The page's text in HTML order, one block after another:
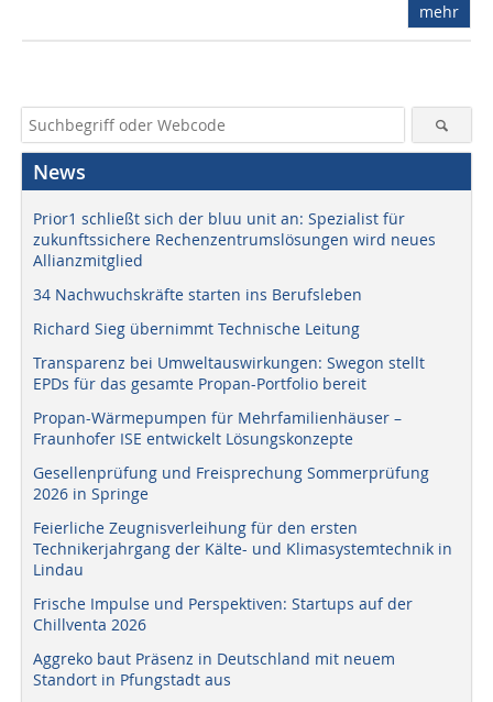
mehr
News
Prior1 schließt sich der bluu unit an: Spezialist für
zukunftssichere Rechenzentrumslösungen wird neues
Allianzmitglied
34 Nachwuchskräfte starten ins Berufsleben
Richard Sieg übernimmt Technische Leitung
Transparenz bei Umweltauswirkungen: Swegon stellt
EPDs für das gesamte Propan-Portfolio bereit
Propan-Wärmepumpen für Mehrfamilienhäuser –
Fraunhofer ISE entwickelt Lösungskonzepte
Gesellenprüfung und Freisprechung Sommerprüfung
2026 in Springe
Feierliche Zeugnisverleihung für den ersten
Technikerjahrgang der Kälte- und Klimasystemtechnik in
Lindau
Frische Impulse und Perspektiven: Startups auf der
Chillventa 2026
Aggreko baut Präsenz in Deutschland mit neuem
Standort in Pfungstadt aus